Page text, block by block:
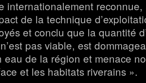
internationalement
de la technique
et conclu que la quantité
pas viable, est
eau de la région et menace
et les habitats riverains ».